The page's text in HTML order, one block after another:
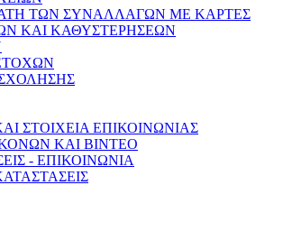
ΤΩΝ ΣΥΝΑΛΛΑΓΩΝ ΜΕ ΚΑΡΤΕΣ
ΚΑΙ ΚΑΘΥΣΤΕΡΗΣΕΩΝ
ΣΤΟΙΧΕΙΑ ΕΠΙΚΟΙΝΩΝΙΑΣ
ΚΑΙ ΒΙΝΤΕΟ
- ΕΠΙΚΟΙΝΩΝΙΑ